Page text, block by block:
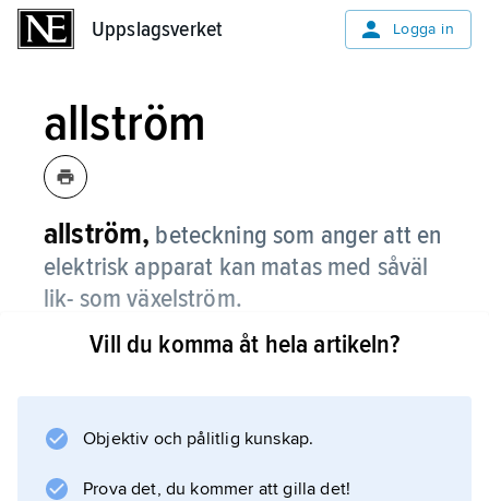
Uppslagsverket Logga in
allström
allström, beteckning som anger att en
elektrisk apparat kan matas med såväl
lik- som växelström.
Begreppet saknar numera praktisk betydelse,
Vill du komma åt hela artikeln?
Objektiv och pålitlig kunskap.
Prova det, du kommer att gilla det!